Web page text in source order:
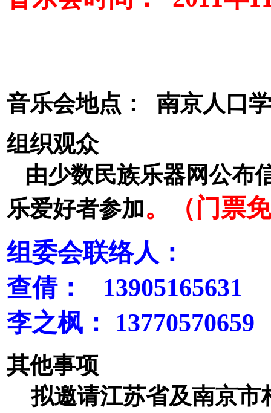
音乐会地点： 南京人口
组织观众
由少数民族乐器网公布
乐爱好者参加。（门票
组委会联络人：
查倩： 13905165631
李之枫： 13770570659
其他事项
拟邀请江苏省及南京市